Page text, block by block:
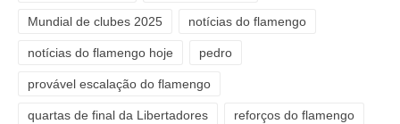
Mundial de clubes 2025 notícias do flamengo
notícias do flamengo hoje pedro
provável escalação do flamengo
quartas de final da Libertadores reforços do flamengo